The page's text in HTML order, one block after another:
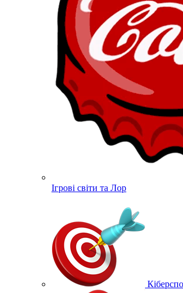
Ігрові світи та Лор